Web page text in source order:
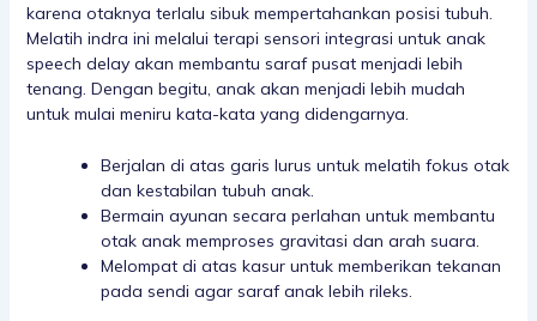
karena otaknya terlalu sibuk mempertahankan posisi tubuh.
Melatih indra ini melalui terapi sensori integrasi untuk anak
speech delay akan membantu saraf pusat menjadi lebih
tenang. Dengan begitu, anak akan menjadi lebih mudah
untuk mulai meniru kata-kata yang didengarnya.
Berjalan di atas garis lurus untuk melatih fokus otak
dan kestabilan tubuh anak.
Bermain ayunan secara perlahan untuk membantu
otak anak memproses gravitasi dan arah suara.
Melompat di atas kasur untuk memberikan tekanan
pada sendi agar saraf anak lebih rileks.